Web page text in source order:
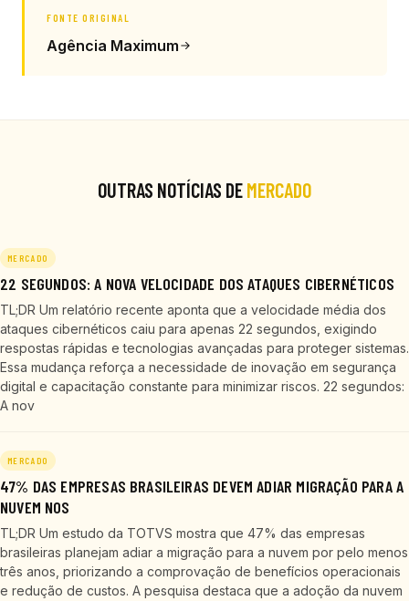
FONTE ORIGINAL
Agência Maximum
OUTRAS NOTÍCIAS DEMERCADO
MERCADO
22 SEGUNDOS: A NOVA VELOCIDADE DOS ATAQUES CIBERNÉTICOS
TL;DR Um relatório recente aponta que a velocidade média dos
ataques cibernéticos caiu para apenas 22 segundos, exigindo
respostas rápidas e tecnologias avançadas para proteger sistemas.
Essa mudança reforça a necessidade de inovação em segurança
digital e capacitação constante para minimizar riscos. 22 segundos:
A nov
MERCADO
47% DAS EMPRESAS BRASILEIRAS DEVEM ADIAR MIGRAÇÃO PARA A
NUVEM NOS
TL;DR Um estudo da TOTVS mostra que 47% das empresas
brasileiras planejam adiar a migração para a nuvem por pelo menos
três anos, priorizando a comprovação de benefícios operacionais
e redução de custos. A pesquisa destaca que a adoção da nuvem